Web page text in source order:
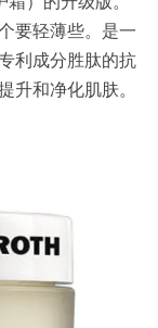
要轻薄些。是一
利成分胜肽的抗
和净化肌肤。